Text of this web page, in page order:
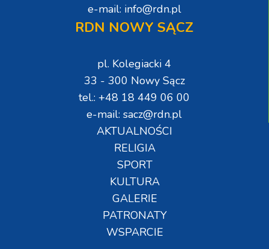
e-mail: info@rdn.pl
RDN NOWY SĄCZ
pl. Kolegiacki 4
33 - 300 Nowy Sącz
tel.: +48 18 449 06 00
e-mail: sacz@rdn.pl
AKTUALNOŚCI
RELIGIA
SPORT
KULTURA
GALERIE
PATRONATY
WSPARCIE